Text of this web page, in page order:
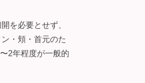
を必要とせず、
・頬・首元のた
2年程度が一般的